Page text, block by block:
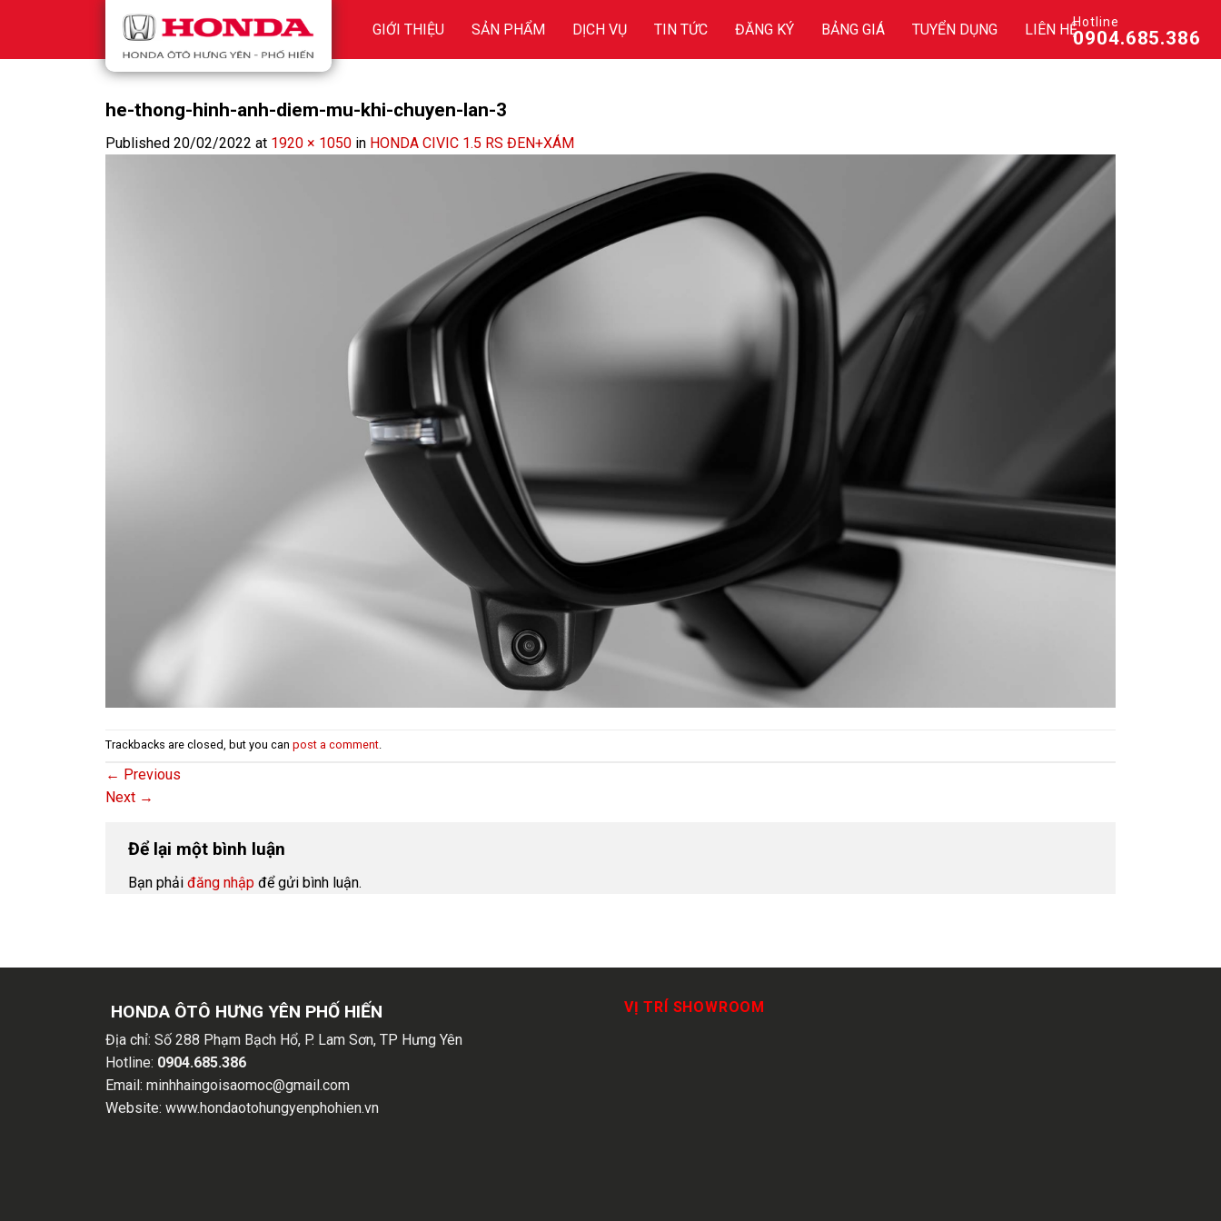
content
GIỚI THIỆU SẢN PHẨM DỊCH VỤ TIN TỨC ĐĂNG KÝ BẢNG GIÁ TUYỂN DỤNG LIÊN HỆHotline
0904.685.386
he-thong-hinh-anh-diem-mu-khi-chuyen-lan-3
Published 20/02/2022 at 1920 × 1050 in HONDA CIVIC 1.5 RS ĐEN+XÁM
Trackbacks are closed, but you can post a comment
← Previous
Next →
Để lại một bình luận
Bạn phải đăng nhập để gửi bình luận.
HONDA ÔTÔ HƯNG YÊN PHỐ HIẾN
Địa chỉ: Số 288 Phạm Bạch Hổ, P. Lam Sơn, TP Hưng Yên
Hotline: 0904.685.386
Email: minhhaingoisaomoc@gmail.com
Website: www.hondaotohungyenphohien.vn
VỊ TRÍ SHOWROOM